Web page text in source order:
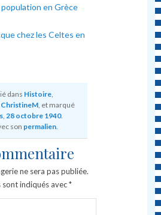
en Grèce
chez les Celtes en
dans Histoire
ChristineM , et marqué
28 octobre 1940.
son permalien
ne sera pas publiée.
sont indiqués avec*